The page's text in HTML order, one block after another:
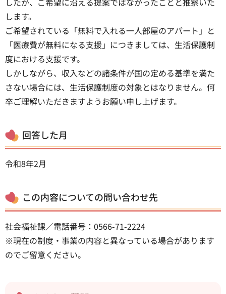
します。
ご希望されている「無料で入れる一人部屋のアパート」と
「医療費が無料になる支援」につきましては、生活保護制
度における支援です。
しかしながら、収入などの諸条件が国の定める基準を満た
さない場合には、生活保護制度の対象とはなりません。何
卒ご理解いただきますようお願い申し上げます。
回答した月
令和8年2月
この内容についての問い合わせ先
社会福祉課／電話番号：0566-71-2224
※現在の制度・事業の内容と異なっている場合があります
のでご留意ください。